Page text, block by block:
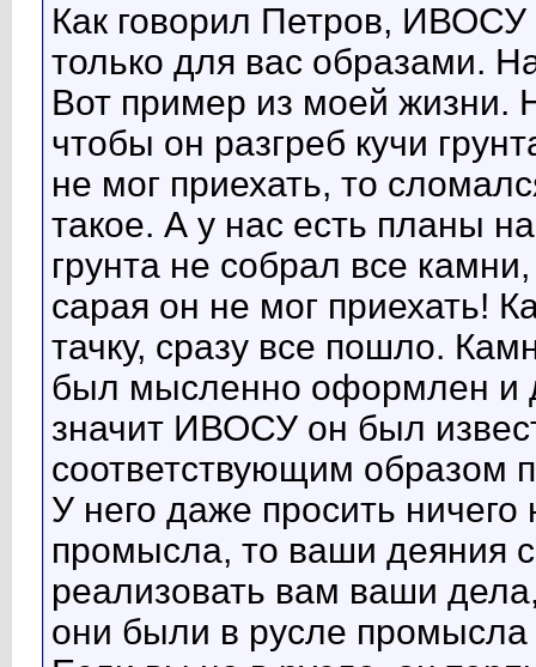
Как говорил Петров,
только для вас образами.
Вот пример из моей жизни.
чтобы он разгреб кучи
не мог приехать, то
такое. А у нас есть планы
грунта не собрал все
сарая он не мог приехать!
тачку, сразу все пошло.
был мысленно оформлен и
значит ИВОСУ он был
соответствующим образом
У него даже просить
промысла, то ваши деяния
реализовать вам ваши
они были в русле промысла